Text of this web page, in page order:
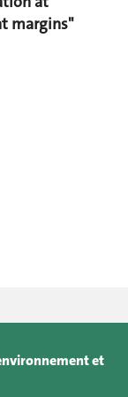
margins"
et